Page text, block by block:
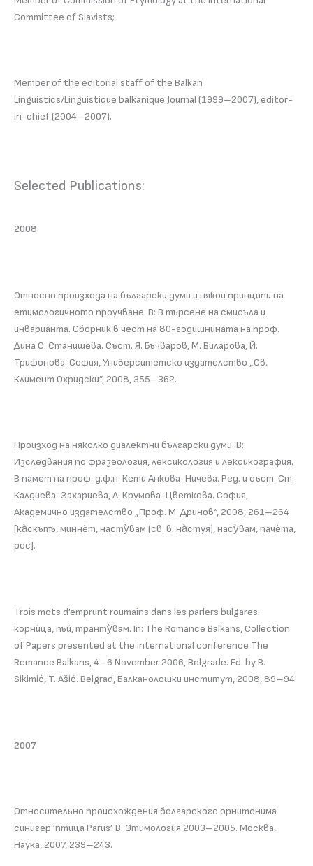
Committee of Slavists;
Member of the editorial staff of the Balkan
Linguistics/Linguistique balkanique Journal (1999–2007), editor-
in-chief (2004–2007).
Selected Publications:
2008
Относно произхода на български думи и някои принципи на
етимологичното проучване. В: В търсене на смисъла и
инварианта. Сборник в чест на 80-годишнината на проф.
Дина С. Станишева. Съст. Я. Бъчваров, М. Виларова, Й.
Трифонова. София, Университетско издателство „Св.
Климент Охридски”, 2008, 355–362.
Произход на няколко диалектни български думи. В:
Изследвания по фразеология, лексикология и лексикография.
В памет на проф. д.ф.н. Кети Анкова-Ничева. Ред. и съст. Ст.
Калдиева-Захариева, Л. Крумова-Цветкова. София,
Академично издателство „Проф. М. Дринов“, 2008, 261–264
[ка̀скътъ, миннѐт, насту̀вам (св. в. на̀стуя), насу̀вам, пачѐта,
рос].
Trois mots d’emprunt roumains dans les parlers bulgares:
корнѝца, пъй, транту̀вам. In: The Romance Balkans, Collection
of Papers presented at the international conference The
Romance Balkans, 4–6 November 2006, Belgrade. Ed. by B.
Sikimić, T. Ašić. Belgrad, Балканолошки институт, 2008, 89–94.
2007
Относительно происхождения болгарского орнитонима
синигер ’птица Parus’. В: Этимология 2003–2005. Москва,
Наука, 2007, 239–243.